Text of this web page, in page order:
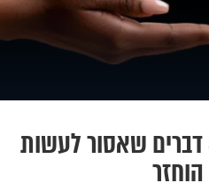
הלוואה בין חברים? 3 דברים שאסור לעשות